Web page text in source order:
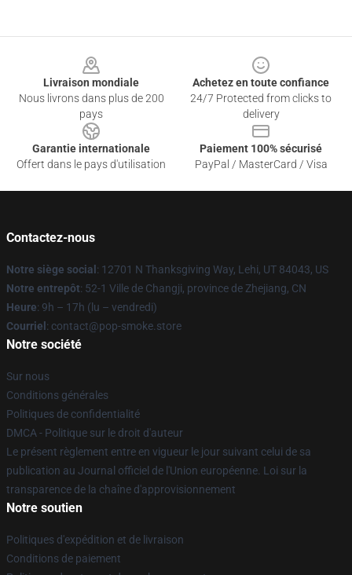
Livraison mondiale
Nous livrons dans plus de 200
pays
Achetez en toute confiance
24/7 Protected from clicks to
delivery
Garantie internationale
Offert dans le pays d'utilisation
Paiement 100% sécurisé
PayPal / MasterCard / Visa
Contactez-nous
Notre siège social : 12701 N Thanksgiving Way, Lehi, UT 84043, US
Notre entrepôt: 52-1 Ville de Changji, province de Zhejiang, CN
Heure: 9h – 17h (lu – vendredi)
Courriel : contact@pop-smoke.store
Notre société
Sur nous
Conditions générales
Politiques de confidentialité
DMCA - Politique sur le droit d'auteur
Le présent règlement entre en vigueur le jour suivant celui de sa
publication au Journal officiel de l'Union européenne. Loi sur la
transparence de la chaîne d'approvisionnement
Notre soutien
Politiques d'expédition et de livraison
Conditions de paiement